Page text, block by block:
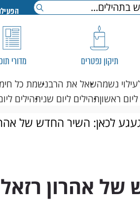
תיקון נפטרים מדורי
נשמהשאל את הרבנשמת כל חי
ראשוןתהילים ליום שניתהילים
לכאן: השיר החדש של
אהרון רזאל